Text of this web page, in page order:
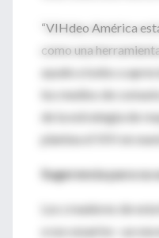
“VIHdeo América
como una
ayude a todos a
los medios de
de la estrategia de
plantea el VIH en
Sugerencia para su
Los creadores de
a sus usuarios -ya